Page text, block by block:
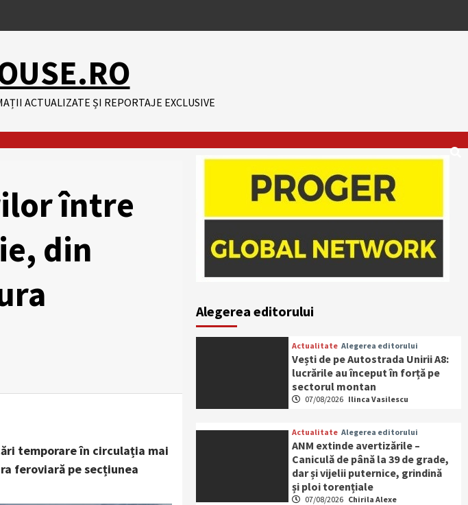
ACTUALIZATE ȘI REPORTAJE EXCLUSIVE
între
din
temporare în circulația mai
feroviară pe secțiunea
Alegerea editorului
Actualitate Alegerea editorului
Vești de pe Autostrada Unirii A8:
lucrările au început în forță pe
sectorul montan
07/08/2026 Ilinca Vasilescu
Actualitate Alegerea editorului
ANM extinde avertizările –
Caniculă de până la 39 de grade,
dar și vijelii puternice, grindină
și ploi torențiale
07/08/2026 Chirila Alexe